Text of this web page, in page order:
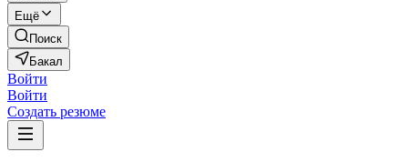
Ещё
Поиск
Бакал
Войти
Войти
Создать резюме